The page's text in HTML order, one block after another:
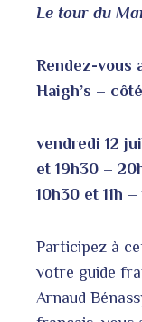
Le tour du
Rendez-vous
Haigh’s –
vendredi 12
et 19h30 –
10h30 et 11h
Participez à
votre guide
Arnaud